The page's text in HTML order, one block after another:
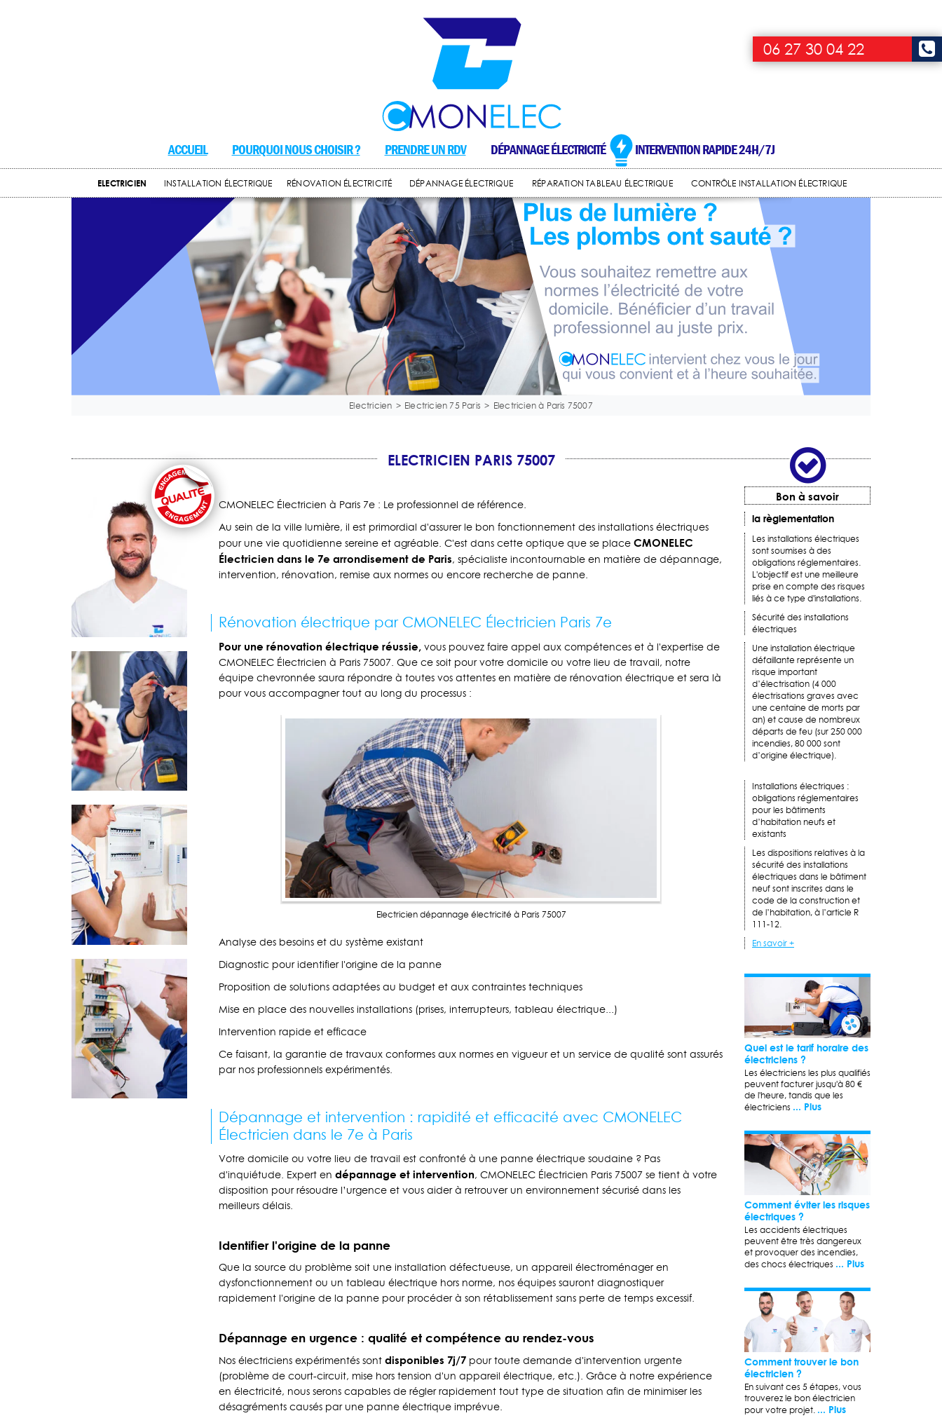
06 27 30 04 22
ACCUEIL POURQUOI NOUS CHOISIR ? PRENDRE UN RDV DÉPANNAGE ÉLECTRICITÉ INTERVENTION RAPIDE 24H/7J
ELECTRICIEN INSTALLATION ÉLECTRIQUE RÉNOVATION ÉLECTRICITÉ DÉPANNAGE ÉLECTRIQUE RÉPARATION TABLEAU ÉLECTRIQUE CONTRÔLE INSTALLATION ÉLECTRIQUE
Electricien > Electricien 75 Paris > Electricien à Paris 75007
ELECTRICIEN PARIS 75007
CMONELEC Électricien à Paris 7e : Le professionnel de référence.
Au sein de la ville lumière, il est primordial d'assurer le bon fonctionnement des installations électriques
pour une vie quotidienne sereine et agréable. C'est dans cette optique que se place CMONELEC
Électricien dans le 7e arrondisement de Paris, spécialiste incontournable en matière de dépannage,
intervention, rénovation, remise aux normes ou encore recherche de panne.
Rénovation électrique par CMONELEC Électricien Paris 7e
Pour une rénovation électrique réussie, vous pouvez faire appel aux compétences et à l'expertise de
CMONELEC Électricien à Paris 75007. Que ce soit pour votre domicile ou votre lieu de travail, notre
équipe chevronnée saura répondre à toutes vos attentes en matière de rénovation électrique et sera là
pour vous accompagner tout au long du processus :
Electricien dépannage électricité à Paris 75007
Analyse des besoins et du système existant
Diagnostic pour identifier l'origine de la panne
Proposition de solutions adaptées au budget et aux contraintes techniques
Mise en place des nouvelles installations (prises, interrupteurs, tableau électrique...)
Intervention rapide et efficace
Ce faisant, la garantie de travaux conformes aux normes en vigueur et un service de qualité sont assurés
par nos professionnels expérimentés.
Dépannage et intervention : rapidité et efficacité avec CMONELEC
Électricien dans le 7e à Paris
Votre domicile ou votre lieu de travail est confronté à une panne électrique soudaine ? Pas
d'inquiétude. Expert en dépannage et intervention, CMONELEC Électricien Paris 75007 se tient à votre
disposition pour résoudre l’urgence et vous aider à retrouver un environnement sécurisé dans les
meilleurs délais.
Identifier l'origine de la panne
Que la source du problème soit une installation défectueuse, un appareil électroménager en
dysfonctionnement ou un tableau électrique hors norme, nos équipes sauront diagnostiquer
rapidement l'origine de la panne pour procéder à son rétablissement sans perte de temps excessif.
Dépannage en urgence : qualité et compétence au rendez-vous
Nos électriciens expérimentés sont disponibles 7j/7 pour toute demande d'intervention urgente
(problème de court-circuit, mise hors tension d'un appareil électrique, etc.). Grâce à notre expérience
en électricité, nous serons capables de régler rapidement tout type de situation afin de minimiser les
désagréments causés par une panne électrique imprévue.
Bon à savoir
la règlementation
Les installations électriques
sont soumises à des
obligations réglementaires.
L'objectif est une meilleure
prise en compte des risques
liés à ce type d'installations.
Sécurité des installations
électriques
Une installation électrique
défaillante représente un
risque important
d’électrisation (4 000
électrisations graves avec
une centaine de morts par
an) et cause de nombreux
départs de feu (sur 250 000
incendies, 80 000 sont
d’origine électrique).
Installations électriques :
obligations réglementaires
pour les bâtiments
d’habitation neufs et
existants
Les dispositions relatives à la
sécurité des installations
électriques dans le bâtiment
neuf sont inscrites dans le
code de la construction et
de l’habitation, à l’article R
111-12.
En savoir +
Quel est le tarif horaire des
électriciens ?
Les électriciens les plus qualifiés
peuvent facturer jusqu'à 80 €
de l'heure, tandis que les
électriciens ... Plus
Comment éviter les risques
électriques ?
Les accidents électriques
peuvent être très dangereux
et provoquer des incendies,
des chocs électriques ... Plus
Comment trouver le bon
électricien ?
En suivant ces 5 étapes, vous
trouverez le bon électricien
pour votre projet. ... Plus